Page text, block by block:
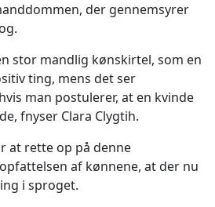
der gennemsyrer
stor mandlig kønskirtel, som en
ting, mens det ser
man postulerer, at en kvinde
fnyser Clara Clygtih.
at rette op på denne
af kønnene, at der nu
i sproget.